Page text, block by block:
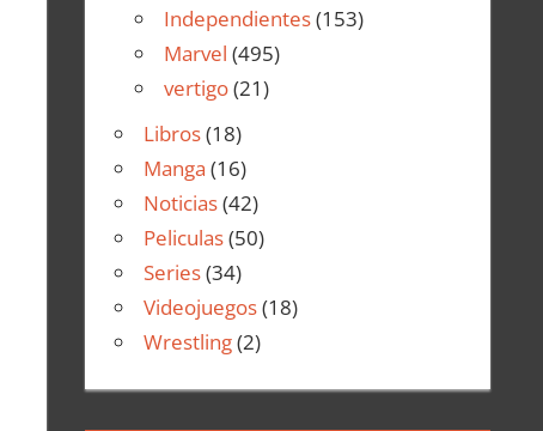
Independientes(153)
Marvel (495)
vertigo(21)
Libros(18)
Manga (16)
Noticias(42)
Peliculas(50)
Series(34)
Videojuegos(18)
Wrestling(2)